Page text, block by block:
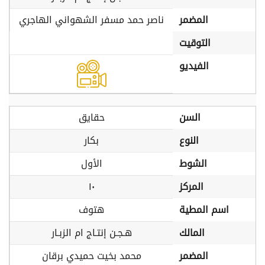
المضمر
ناصر حمد مسفر الشهواني الهاجري
التوقيت
الفيديو
السن
حقايق
النوع
بكار
الشوط
الأول
المركز
١٠
اسم المطية
هتوف
المالك
هـجـن إنتـاج ام الزبـار
المضمر
محمد بخيت حميدي برقان